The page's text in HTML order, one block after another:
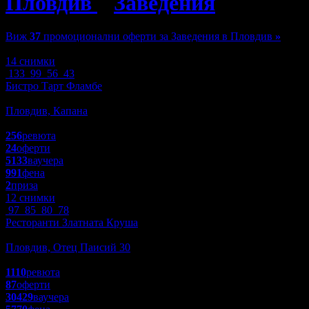
Виж 37 промоционални оферти за Заведения в Пловдив »
14 снимки
133 99 56 43
Бистро Тарт Фламбе
Пловдив, Капана
256ревюта
24оферти
5133ваучера
991фена
2приза
12 снимки
97 85 80 78
Ресторанти Златната Круша
Пловдив, Отец Паисий 30
1110ревюта
87оферти
30429ваучера